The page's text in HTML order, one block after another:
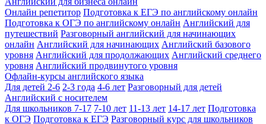
Онлайн репетитор Подготовка к ЕГЭ по английскому онлайн
Подготовка к ОГЭ по английскому онлайн Английский для
путешествий Разговорный английский для начинающих
онлайн Английский для начинающих Английский базового
уровня Английский для продолжающих Английский среднего
уровня Английский продвинутого уровня
Офлайн-курсы английского языка
Для детей 2-6 2-3 года 4-6 лет Разговорный для детей
Английский с носителем
Для школьников 7-17 7-10 лет 11-13 лет 14-17 лет Подготовка
к ОГЭ Подготовка к ЕГЭ Разговорный курс для школьников